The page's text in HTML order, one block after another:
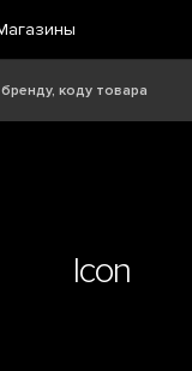
Icon